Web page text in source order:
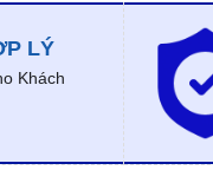
LÝ
Khách